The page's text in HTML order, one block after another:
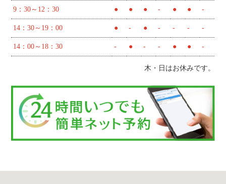
9：30～12：30 ● ● ● - ● ● -
14：30～19：00 ● - ● - - - -
14：00～18：30 - ● - - ● ● -
木・日はお休みです。